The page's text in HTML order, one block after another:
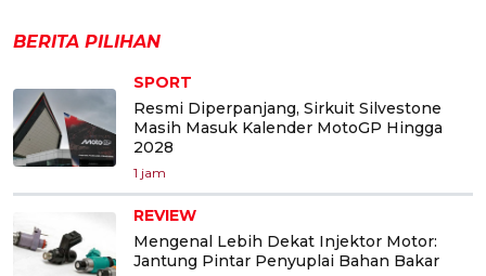
BERITA PILIHAN
SPORT
Resmi Diperpanjang, Sirkuit Silvestone
Masih Masuk Kalender MotoGP Hingga
2028
1 jam
REVIEW
Mengenal Lebih Dekat Injektor Motor:
Jantung Pintar Penyuplai Bahan Bakar